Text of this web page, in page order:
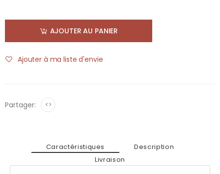
AJOUTER AU PANIER
Ajouter à ma liste d'envie
Partager: <>
Caractéristiques
Description
Livraison